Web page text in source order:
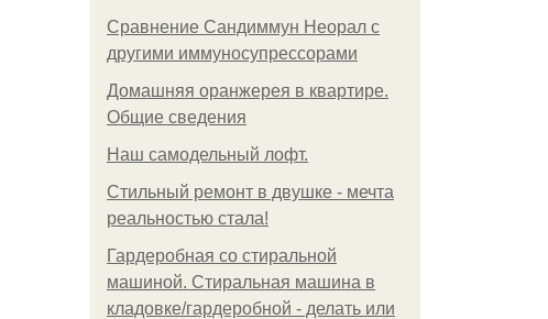
Сравнение Сандиммун Неорал с
другими иммуносупрессорами
Домашняя оранжерея в квартире.
Общие сведения
Наш самодельный лофт.
Стильный ремонт в двушке - мечта
реальностью стала!
Гардеробная со стиральной
машиной. Стиральная машина в
кладовке/гардеробной - делать или